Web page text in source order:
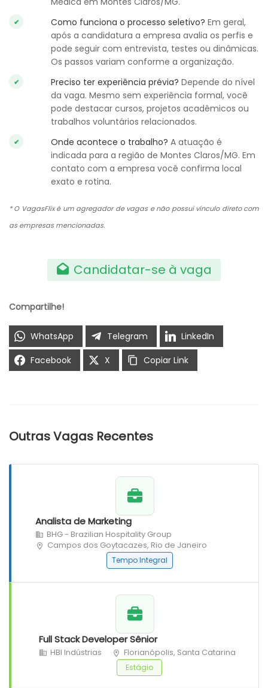
Como funciona o processo seletivo? Em geral,
após a candidatura a empresa avalia os perfis e
pode seguir com entrevista, testes ou dinâmicas.
Os passos variam conforme a organização.
Preciso ter experiência prévia? Depende do nível
da vaga. Mesmo sem experiência formal, você
pode destacar cursos, projetos acadêmicos ou
trabalhos voluntários relacionados.
Onde acontece o trabalho? A atuação é
indicada para a região de Montes Claros/MG. Em
contato com a empresa você confirma local
exato e rotina.
* O VagasFlix é um agregador de vagas e não possui vínculo direto com
as empresas mencionadas.
Candidatar-se à vaga
Compartilhe!
WhatsApp Telegram
LinkedIn
Facebook
X Copiar Link
Outras Vagas Recentes
Analista de Marketing
BHG - Brazilian Hospitality Group
Campos dos Goytacazes, Rio de Janeiro
Tempo Integral
Full Stack Developer Sênior
HBI Indústrias Florianópolis, Santa Catarina
Estágio